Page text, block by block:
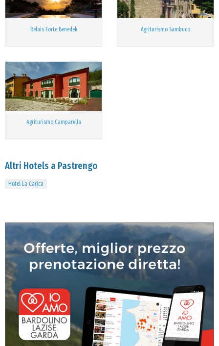
Relais Forte Benedek Agriturismo Sambuco
Agriturismo Camparella
Altri Hotels a Pastrengo
Hotel La Carica